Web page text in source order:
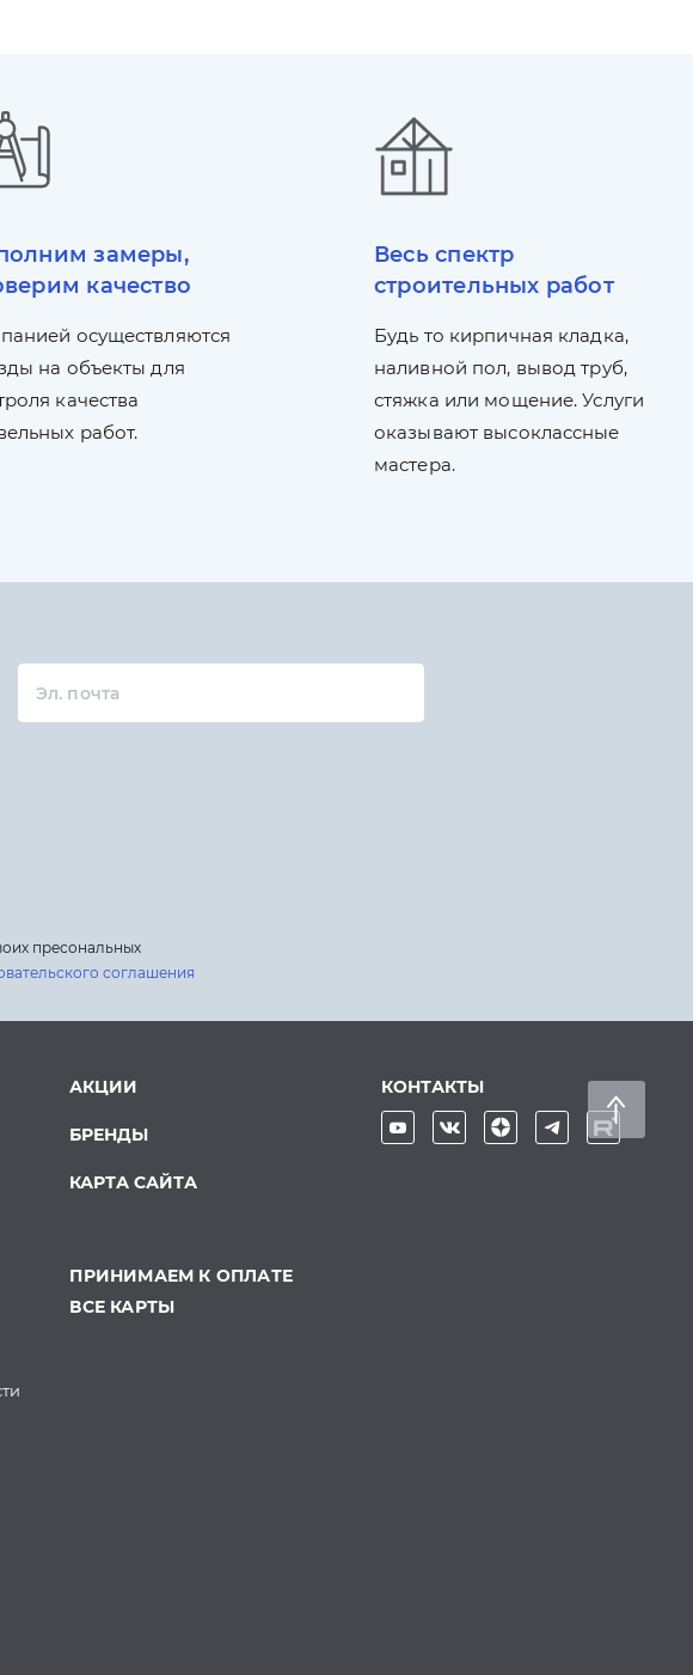
замеры,
качество
осуществляются
на объекты для
качества
работ.
Весь спектр
строительных работ
Будь то кирпичная кладка,
наливной пол, вывод труб,
стяжка или мощение. Услуги
оказывают высоклассные
мастера.
Эл. почта
пресональных
соглашения
АКЦИИ
БРЕНДЫ
КАРТА САЙТА
ПРИНИМАЕМ К ОПЛАТЕ
ВСЕ КАРТЫ
КОНТАКТЫ